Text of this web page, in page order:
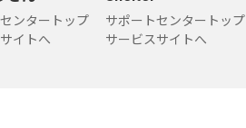
ンタートップ
イトへ
サポートセンタートップ
サービスサイトへ